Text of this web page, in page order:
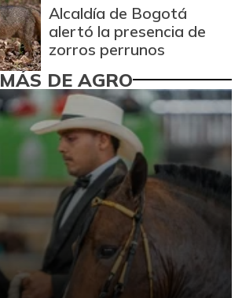
Alcaldía de Bogotá
alertó la presencia de
zorros perrunos
MÁS DE AGRO